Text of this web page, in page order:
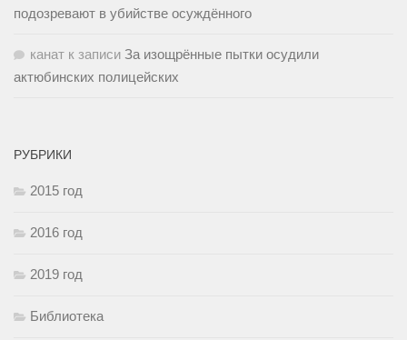
подозревают в убийстве осуждённого
канат к записи За изощрённые пытки осудили
актюбинских полицейских
РУБРИКИ
2015 год
2016 год
2019 год
Библиотека